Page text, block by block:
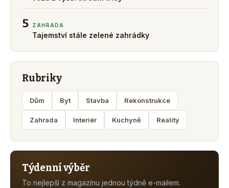
5 ZAHRADA
Tajemství stále zelené zahrádky
Rubriky
Dům Byt Stavba Rekonstrukce
Zahrada Interiér Kuchyně Reality
Týdenní výběr
To nejlepší z magazínu jednou týdně e-mailem.